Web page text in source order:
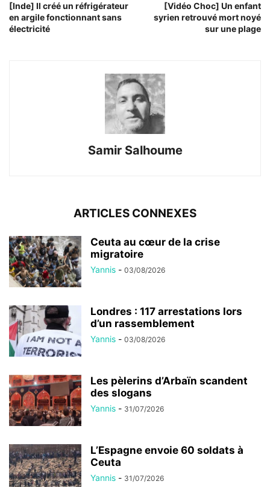
[Inde] Il créé un réfrigérateur
en argile fonctionnant sans
électricité
[Vidéo Choc] Un enfant
syrien retrouvé mort noyé
sur une plage
Samir Salhoume
ARTICLES CONNEXES
Ceuta au cœur de la crise
migratoire
Yannis - 03/08/2026
Londres : 117 arrestations lors
d’un rassemblement
Yannis - 03/08/2026
Les pèlerins d’Arbaïn scandent
des slogans
Yannis - 31/07/2026
L’Espagne envoie 60 soldats à
Ceuta
Yannis - 31/07/2026